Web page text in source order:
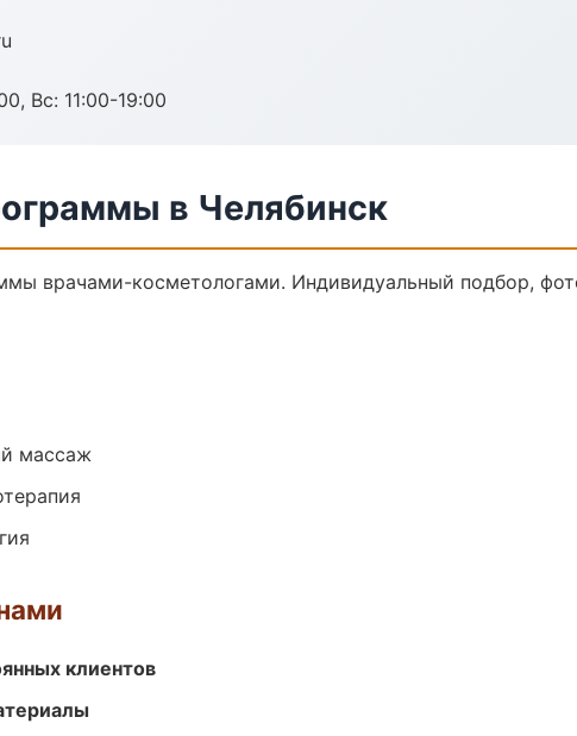
Вс: 11:00-19:00
в Челябинск
врачами-косметологами. Индивидуальный подбор,
массаж
клиентов